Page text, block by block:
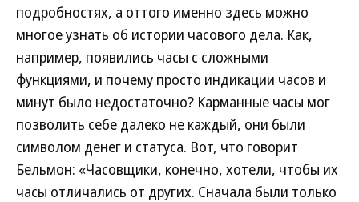
подробностях, а оттого именно здесь можно
многое узнать об истории часового дела. Как,
например, появились часы с сложными
функциями, и почему просто индикации часов и
минут было недостаточно? Карманные часы мог
позволить себе далеко не каждый, они были
символом денег и статуса. Вот, что говорит
Бельмон: «Часовщики, конечно, хотели, чтобы их
часы отличались от других. Сначала были только